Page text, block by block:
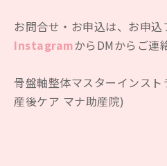
お問合せ・お申込は、お申込
InstagramからDMからご連
骨盤軸整体マスターインス
産後ケア マナ助産院)